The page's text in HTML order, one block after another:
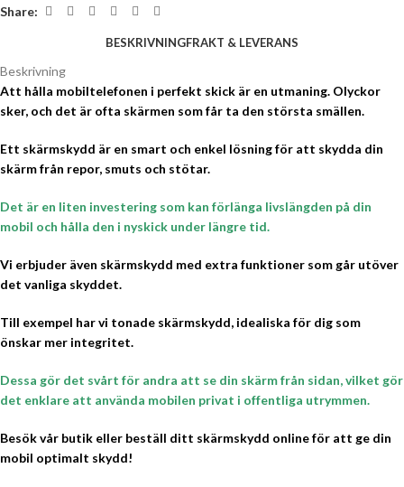
Share:
BESKRIVNINGFRAKT & LEVERANS
Beskrivning
Att hålla mobiltelefonen i perfekt skick är en utmaning. Olyckor
sker, och det är ofta skärmen som får ta den största smällen.
Ett skärmskydd är en smart och enkel lösning för att skydda din
skärm från repor, smuts och stötar.
Det är en liten investering som kan förlänga livslängden på din
mobil och hålla den i nyskick under längre tid.
Vi erbjuder även skärmskydd med extra funktioner som går utöver
det vanliga skyddet.
Till exempel har vi tonade skärmskydd, idealiska för dig som
önskar mer integritet.
Dessa gör det svårt för andra att se din skärm från sidan, vilket gör
det enklare att använda mobilen privat i offentliga utrymmen.
Besök vår butik eller beställ ditt skärmskydd online för att ge din
mobil optimalt skydd!